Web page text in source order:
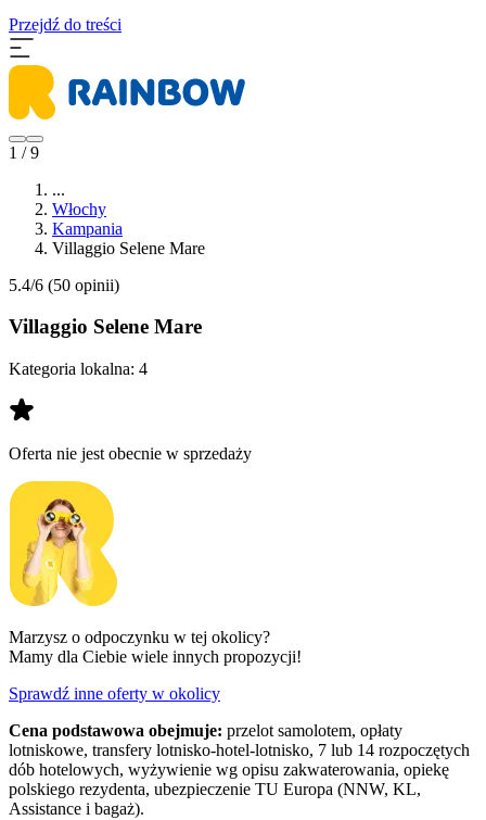
Przejdź do treści
1 / 9
...
Włochy
Kampania
Villaggio Selene Mare
5.4/6 (50 opinii)
Villaggio Selene Mare
Kategoria lokalna: 4
Oferta nie jest obecnie w sprzedaży
Marzysz o odpoczynku w tej okolicy?
Mamy dla Ciebie wiele innych propozycji!
Sprawdź inne oferty w okolicy
Cena podstawowa obejmuje: przelot samolotem, opłaty
lotniskowe, transfery lotnisko-hotel-lotnisko, 7 lub 14 rozpoczętych
dób hotelowych, wyżywienie wg opisu zakwaterowania, opiekę
polskiego rezydenta, ubezpieczenie TU Europa (NNW, KL,
Assistance i bagaż).